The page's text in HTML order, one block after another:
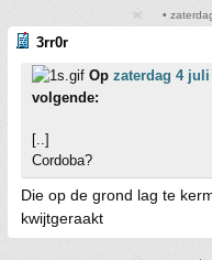
•
3rr0r
Op zaterdag 4 juli
volgende:
[..]
Cordoba?
Die op de grond lag te
kwijtgeraakt